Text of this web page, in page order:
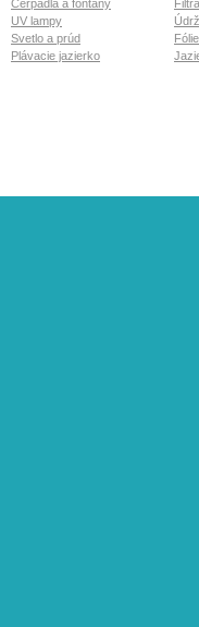
Čerpadlá a fontány
UV lampy
Svetlo a prúd
Plávacie jazierko